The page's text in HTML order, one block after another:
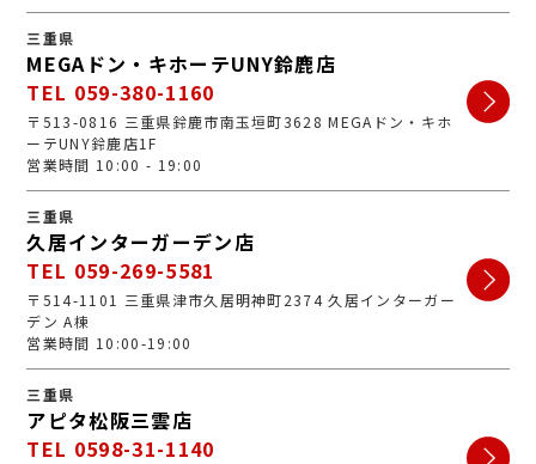
三重県
MEGAドン・キホーテUNY鈴鹿店
TEL 059-380-1160
〒513-0816 三重県鈴鹿市南玉垣町3628 MEGAドン・キホ
ーテUNY鈴鹿店1F
営業時間 10:00 - 19:00
三重県
久居インターガーデン店
TEL 059-269-5581
〒514-1101 三重県津市久居明神町2374 久居インターガー
デン A棟
営業時間 10:00-19:00
三重県
アピタ松阪三雲店
TEL 0598-31-1140